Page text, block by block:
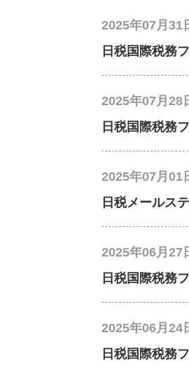
2025年07月31
日税国際税務
2025年07月28
日税国際税務
2025年07月01
日税メールス
2025年06月27
日税国際税務
2025年06月24
日税国際税務